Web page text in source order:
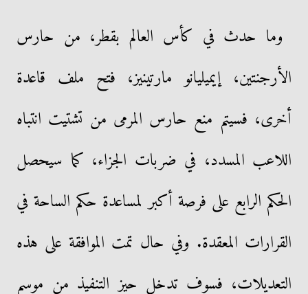
وما حدث في كأس العالم بقطر، من حارس
الأرجنتين، إيميليانو مارتينيز، فتح ملف قاعدة
أخرى، فسيتم منع حارس المرمى من تشتيت انتباه
اللاعب المسدد، في ضربات الجزاء، كما سيحصل
الحكم الرابع على فرصة أكبر لمساعدة حكم الساحة في
القرارات المعقدة. وفي حال تمت الموافقة على هذه
التعديلات، فسوف تدخل حيز التنفيذ من موسم